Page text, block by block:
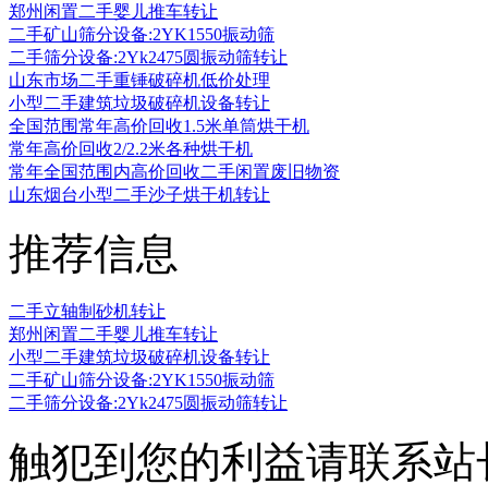
郑州闲置二手婴儿推车转让
二手矿山筛分设备:2YK1550振动筛
二手筛分设备:2Yk2475圆振动筛转让
山东市场二手重锤破碎机低价处理
小型二手建筑垃圾破碎机设备转让
全国范围常年高价回收1.5米单筒烘干机
常年高价回收2/2.2米各种烘干机
常年全国范围内高价回收二手闲置废旧物资
山东烟台小型二手沙子烘干机转让
推荐信息
二手立轴制砂机转让
郑州闲置二手婴儿推车转让
小型二手建筑垃圾破碎机设备转让
二手矿山筛分设备:2YK1550振动筛
二手筛分设备:2Yk2475圆振动筛转让
触犯到您的利益请联系